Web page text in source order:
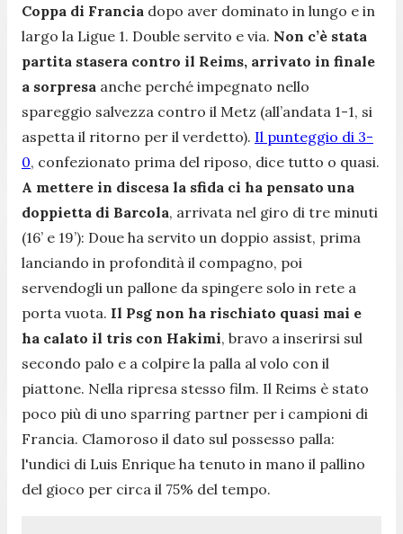
Coppa di Francia dopo aver dominato in lungo e in
largo la Ligue 1. Double servito e via. Non c’è stata
partita stasera contro il Reims, arrivato in finale
a sorpresa anche perché impegnato nello
spareggio salvezza contro il Metz (all’andata 1-1, si
aspetta il ritorno per il verdetto). Il punteggio di 3-
0, confezionato prima del riposo, dice tutto o quasi.
A mettere in discesa la sfida ci ha pensato una
doppietta di Barcola, arrivata nel giro di tre minuti
(16’ e 19’): Doue ha servito un doppio assist, prima
lanciando in profondità il compagno, poi
servendogli un pallone da spingere solo in rete a
porta vuota. Il Psg non ha rischiato quasi mai e
ha calato il tris con Hakimi, bravo a inserirsi sul
secondo palo e a colpire la palla al volo con il
piattone. Nella ripresa stesso film. Il Reims è stato
poco più di uno sparring partner per i campioni di
Francia. Clamoroso il dato sul possesso palla:
l'undici di Luis Enrique ha tenuto in mano il pallino
del gioco per circa il 75% del tempo.